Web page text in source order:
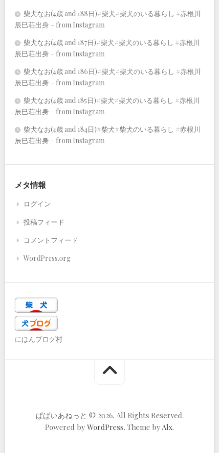
柴犬なお(4歳 and 188日)#柴犬#柴犬のいる暮らし #赤根川
辰巳荘出身 – from Instagram
柴犬なお(4歳 and 187日)#柴犬#柴犬のいる暮らし #赤根川
辰巳荘出身 – from Instagram
柴犬なお(4歳 and 186日)#柴犬#柴犬のいる暮らし #赤根川
辰巳荘出身 – from Instagram
柴犬なお(4歳 and 185日)#柴犬#柴犬のいる暮らし #赤根川
辰巳荘出身 – from Instagram
柴犬なお(4歳 and 184日)#柴犬#柴犬のいる暮らし #赤根川
辰巳荘出身 – from Instagram
メタ情報
ログイン
投稿フィード
コメントフィード
WordPress.org
にほんブログ村
ぱぱいあねっと © 2026. All Rights Reserved.
Powered by WordPress. Theme by Alx.